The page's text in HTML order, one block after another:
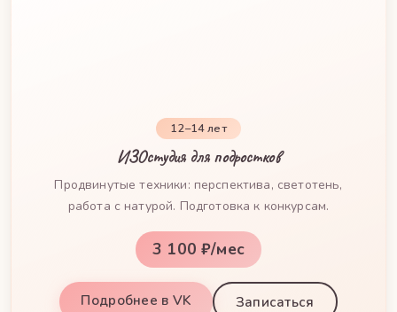
12–14 лет
ИЗОстудия для подростков
Продвинутые техники: перспектива, светотень,
работа с натурой. Подготовка к конкурсам.
3 100 ₽/мес
Подробнее в VK Записаться